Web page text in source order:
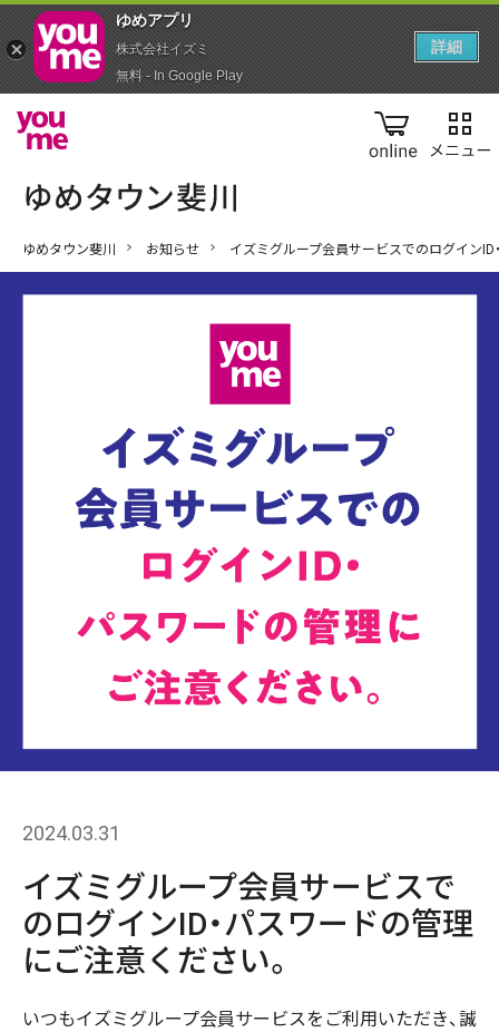
online
ゆめタウン斐川 お知らせ イズミグループ会員サービスでのログインID
2024.03.31
イズミグループ会員サービスで
のログインID・パスワードの管理
にご注意ください。
いつもイズミグループ会員サービスをご利用いただき、誠
ゆめアプ‪リ‬
株式会社イズミ
無料 - In Google Play
詳細